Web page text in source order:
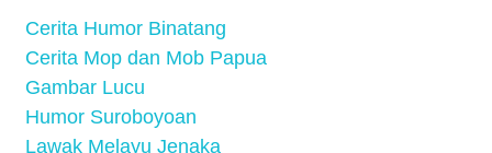
Cerita Humor Binatang
Cerita Mop dan Mob Papua
Gambar Lucu
Humor Suroboyoan
Lawak Melayu Jenaka